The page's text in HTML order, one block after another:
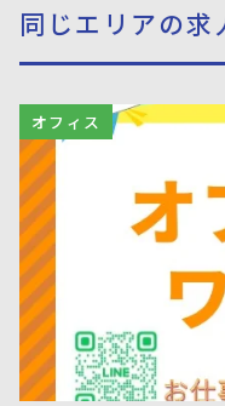
同じエリアの求
オフィス